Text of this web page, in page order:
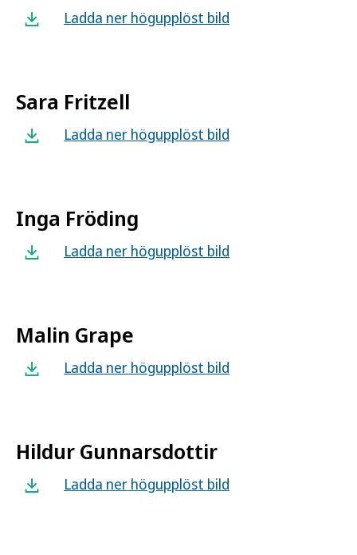
Ladda ner högupplöst bild
Sara Fritzell
Ladda ner högupplöst bild
Inga Fröding
Ladda ner högupplöst bild
Malin Grape
Ladda ner högupplöst bild
Hildur Gunnarsdottir
Ladda ner högupplöst bild